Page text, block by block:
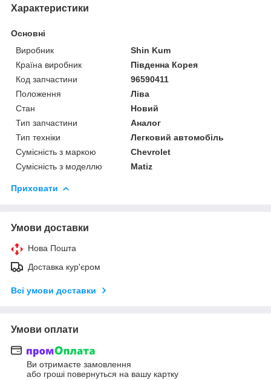
Характеристики
Основні
Виробник
Shin Kum
Країна виробник
Південна Корея
Код запчастини
96590411
Положення
Ліва
Стан
Новий
Тип запчастини
Аналог
Тип техніки
Легковий автомобіль
Сумісність з маркою
Chevrolet
Сумісність з моделлю
Matiz
Приховати
Умови доставки
Нова Пошта
Доставка кур'єром
Всі умови доставки
Умови оплати
Ви отримаєте замовлення
або гроші повернуться на вашу картку